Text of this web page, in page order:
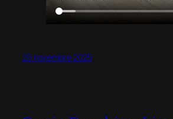
25 novembre 2025